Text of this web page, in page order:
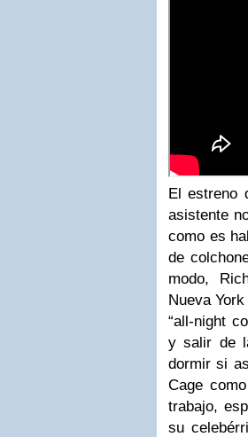
El estreno
asistente
como es
de
modo,
Nueva
“all-night
y salir de
dormir si
Cage
trabajo,
su